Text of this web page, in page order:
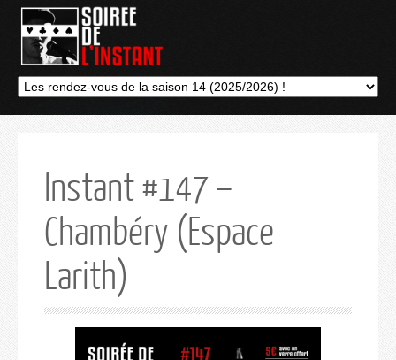
Instant #147 –
Chambéry (Espace
Larith)